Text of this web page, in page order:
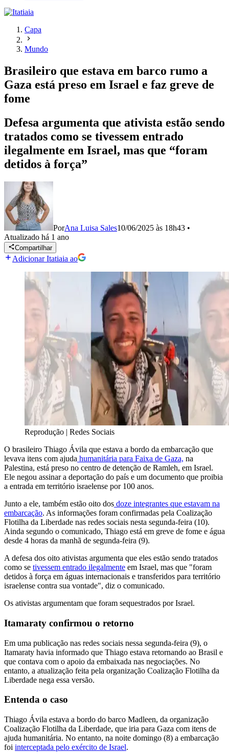
Capa
Mundo
Brasileiro que estava em barco rumo a
Gaza está preso em Israel e faz greve de
fome
Defesa argumenta que ativista estão sendo
tratados como se tivessem entrado
ilegalmente em Israel, mas que “foram
detidos à força”
PorAna Luisa Sales10/06/2025 às 18h43 •
Atualizado há 1 ano
Compartilhar
Adicionar Itatiaia ao
Reprodução | Redes Sociais
O brasileiro Thiago Ávila que estava a bordo da embarcação que
levava itens com ajuda humanitária para Faixa de Gaza, na
Palestina, está preso no centro de detenção de Ramleh, em Israel.
Ele negou assinar a deportação do país e um documento que proibia
a entrada em território israelense por 100 anos.
Junto a ele, também estão oito dos doze integrantes que estavam na
embarcação. As informações foram confirmadas pela Coalização
Flotilha da Liberdade nas redes sociais nesta segunda-feira (10).
Ainda segundo o comunicado, Thiago está em greve de fome e água
desde 4 horas da manhã de segunda-feira (9).
A defesa dos oito ativistas argumenta que eles estão sendo tratados
como se tivessem entrado ilegalmente em Israel, mas que "foram
detidos à força em águas internacionais e transferidos para território
israelense contra sua vontade", diz o comunicado.
Os ativistas argumentam que foram sequestrados por Israel.
Itamaraty confirmou o retorno
Em uma publicação nas redes sociais nessa segunda-feira (9), o
Itamaraty havia informado que Thiago estava retornando ao Brasil e
que contava com o apoio da embaixada nas negociações. No
entanto, a atualização feita pela organização Coalização Flotilha da
Liberdade nega essa versão.
Entenda o caso
Thiago Ávila estava a bordo do barco Madleen, da organização
Coalização Flotilha da Liberdade, que iria para Gaza com itens de
ajuda humanitária. No entanto, na noite domingo (8) a embarcação
foi interceptada pelo exército de Israel.